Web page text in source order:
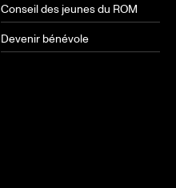
Conseil des jeunes du ROM
Devenir bénévole